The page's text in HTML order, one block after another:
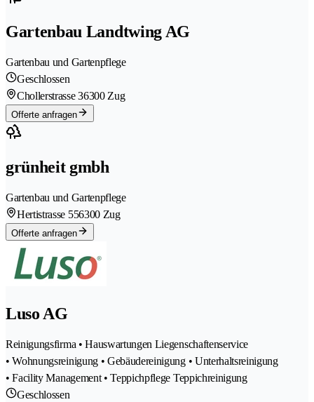
Gartenbau Landtwing AG
Gartenbau und Gartenpflege
Geschlossen
Chollerstrasse 36300 Zug
Offerte anfragen
grünheit gmbh
Gartenbau und Gartenpflege
Hertistrasse 556300 Zug
Offerte anfragen
Luso AG
Reinigungsfirma • Hauswartungen Liegenschaftenservice
• Wohnungsreinigung • Gebäudereinigung • Unterhaltsreinigung
• Facility Management • Teppichpflege Teppichreinigung
Geschlossen